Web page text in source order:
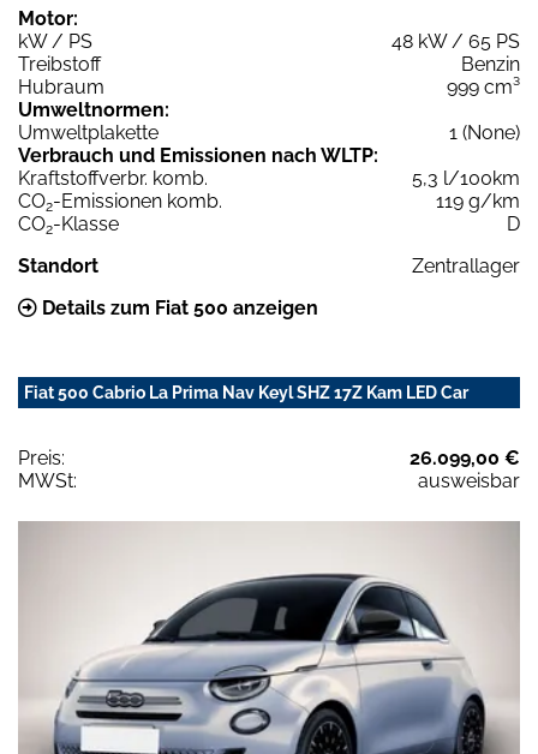
Motor:
kW / PS
48 kW / 65 PS
Treibstoff
Benzin
Hubraum
999 cm³
Umweltnormen:
Umweltplakette
1 (None)
Verbrauch und Emissionen nach WLTP:
Kraftstoffverbr. komb.
5,3 l/100km
CO2-Emissionen komb.
119 g/km
CO2-Klasse
D
Standort
Zentrallager
Details zum Fiat 500 anzeigen
Fiat 500 Cabrio La Prima Nav Keyl SHZ 17Z Kam LED Car
Preis:
26.099,00 €
MWSt:
ausweisbar